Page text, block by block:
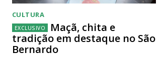
CULTURA
Maçã, chita e
tradição em destaque no São
Bernardo